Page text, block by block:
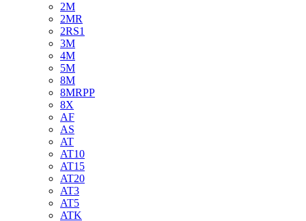
2M
2MR
2RS1
3M
4M
5M
8M
8MRPP
8X
AF
AS
AT
AT10
AT15
AT20
AT3
AT5
ATK